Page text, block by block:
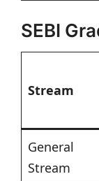
SEBI
Stream
General
Stream